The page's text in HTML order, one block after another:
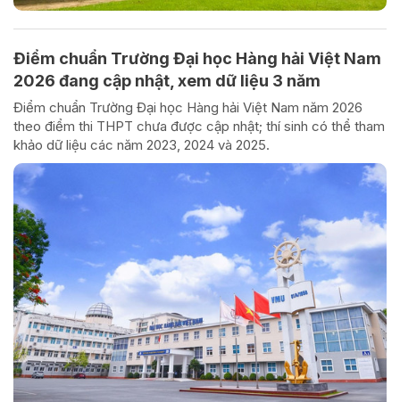
Điểm chuẩn Trường Đại học Hàng hải Việt Nam
2026 đang cập nhật, xem dữ liệu 3 năm
Điểm chuẩn Trường Đại học Hàng hải Việt Nam năm 2026
theo điểm thi THPT chưa được cập nhật; thí sinh có thể tham
khảo dữ liệu các năm 2023, 2024 và 2025.